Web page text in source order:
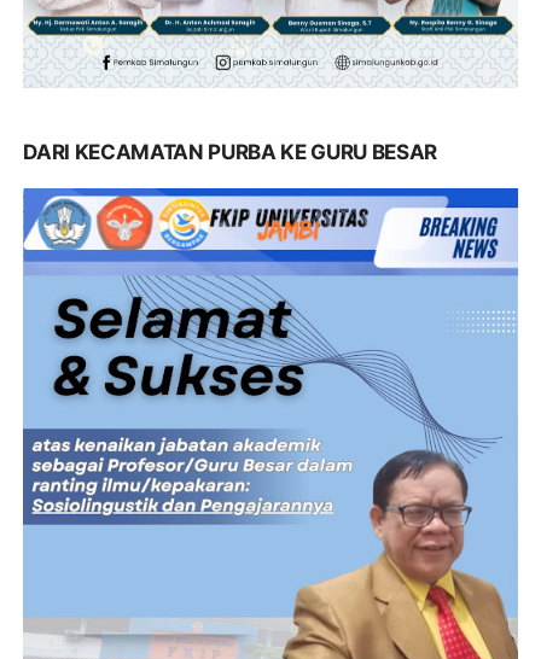
DARI KECAMATAN PURBA KE GURU BESAR